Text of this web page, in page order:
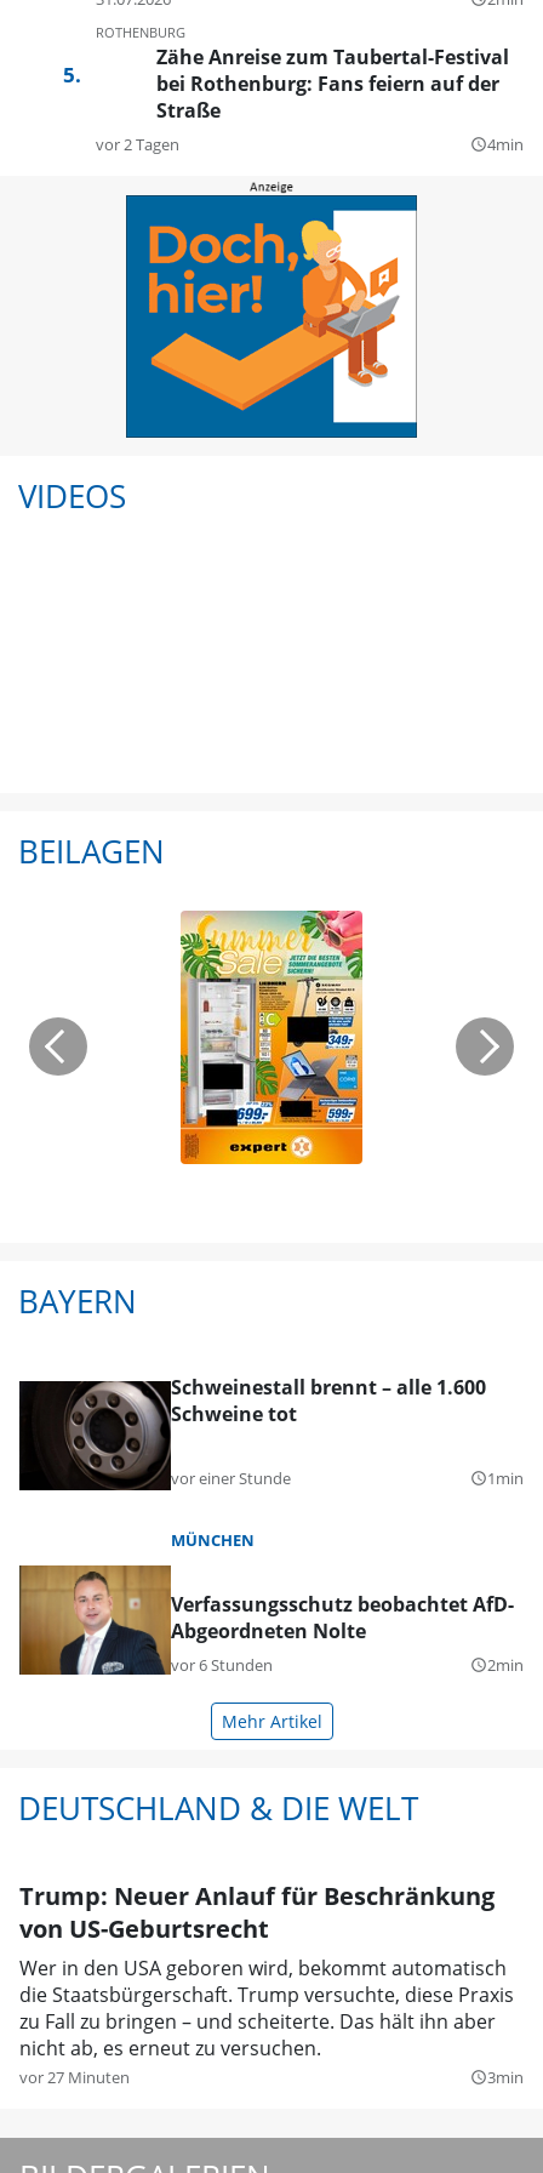
ROTHENBURG
Zähe Anreise zum Taubertal-Festival
bei Rothenburg: Fans feiern auf der
Straße
vor 2 Tagen query_builder4min
VIDEOS
BEILAGEN
BAYERN
Schweinestall brennt – alle 1.600
Schweine tot
vor einer Stunde query_builder1min
MÜNCHEN
Verfassungsschutz beobachtet AfD-
Abgeordneten Nolte
vor 6 Stunden query_builder2min
Mehr Artikel
DEUTSCHLAND & DIE WELT
Trump: Neuer Anlauf für Beschränkung
von US-Geburtsrecht
Wer in den USA geboren wird, bekommt automatisch
die Staatsbürgerschaft. Trump versuchte, diese Praxis
zu Fall zu bringen – und scheiterte. Das hält ihn aber
nicht ab, es erneut zu versuchen.
vor 27 Minuten query_builder3min